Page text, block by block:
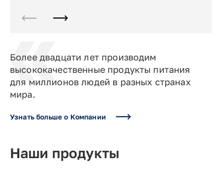
Более двадцати лет производим
высококачественные продукты питания
для миллионов людей в разных странах
мира.
Узнать больше о Компании
Наши продукты